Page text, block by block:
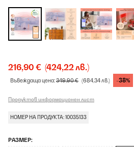
216,90 € (424,22 лв.)
Въвеждаща цена:349,90 € (684,34 лв.) -38%
Продуктов информационен лист
НОМЕР НА ПРОДУКТА: 10035133
РАЗМЕР: